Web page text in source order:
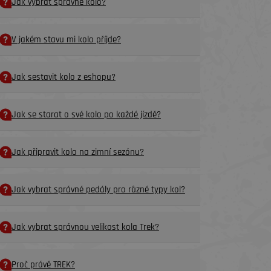
V jakém stavu mi kolo příjde?
Jak sestavit kolo z eshopu?
Jak se starat o své kolo po každé jízdě?
Jak připravit kolo na zimní sezónu?
Jak vybrat správné pedály pro různé typy kol?
Jak vybrat správnou velikost kola Trek?
Proč právě TREK?